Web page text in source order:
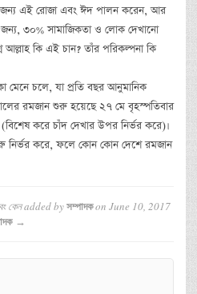
জন্য এই রোজা এবং ঈদ পালন করেন, আর
৩০% সামাজিকতা ও লোক দেখানো
কি এই চান? তাঁর পরিকল্পনা কি
মেনে চলে, যা প্রতি বছর আনুমানিক
রমজান শুরু হয়েছে ২৭ মে বৃহস্পতিবার
করে চাঁদ দেখার উপর নির্ভর করে)।
করে, ফলে কোন কোন দেশে রমজান
কেনadded by সম্পাদকon June 10, 2017
→